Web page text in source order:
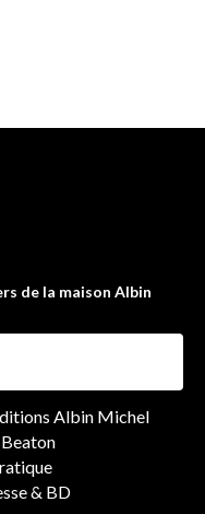
de la maison Albin
Albin Michel
& BD